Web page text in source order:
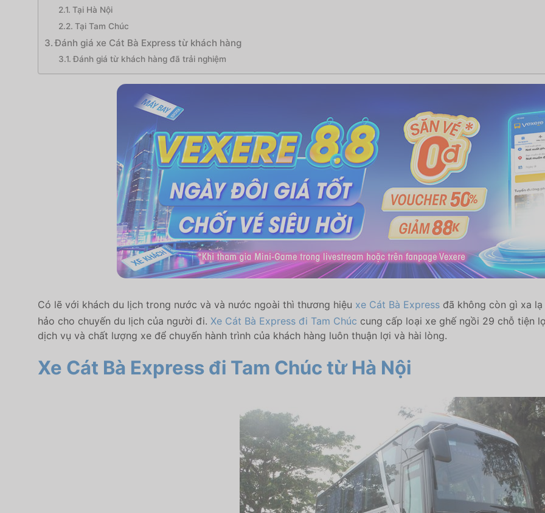
Tại Hà Nội
Tại Tam Chúc
Đánh giá xe Cát Bà Express từ khách hàng
Đánh giá từ khách hàng đã trải nghiệm
Có lẽ với khách du lịch trong nước và và nước ngoài thì thương hiệu xe Cát Bà Express đã không còn gì xa
hảo cho chuyến du lịch của người đi. Xe Cát Bà Express đi Tam Chúc cung cấp loại xe ghế ngồi 29 chỗ tiện
dịch vụ và chất lượng xe để chuyến hành trình của khách hàng luôn thuận lợi và hài lòng.
Xe Cát Bà Express đi Tam Chúc từ Hà Nội